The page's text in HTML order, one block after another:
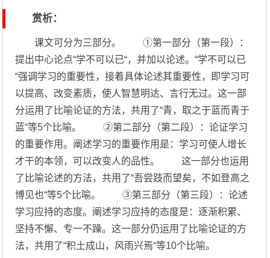
赏析：
课文可分为三部分。 ①第一部分（第一段）：
提出中心论点“学不可以已“，并加以论述。“学不可以已
“强调学习的重要性，接着具体论述其重要性，即学习可
以提高、改变素质，使人智慧明达、言行无过。这一部
分运用了比喻论证的方法，共用了“青，取之于蓝而青于
蓝“等5个比喻。 ②第二部分（第二段）：论证学习
的重要作用。阐述学习的重要作用是：学习可使人增长
才干的本领，可以改变人的品性。 这一部分也运用
了比喻论述的方法，共用了“吾尝跂而望矣，不如登高之
博见也“等5个比喻。 ③第三部分（第三段）：论述
学习应持的态度。阐述学习应持的态度是：逐渐积累、
坚持不懈、专一不躁。这一部分仍运用了比喻论证的方
法，共用了“积土成山，风雨兴焉“等10个比喻。